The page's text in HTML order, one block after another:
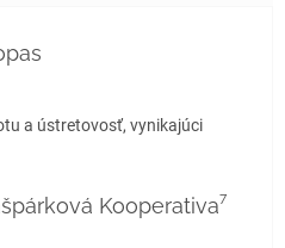
je 5 z 5 hviezdičiek.
a ústretovosť, vynikajúci
Kooperativa⁷
je 5 z 5 hviezdičiek.